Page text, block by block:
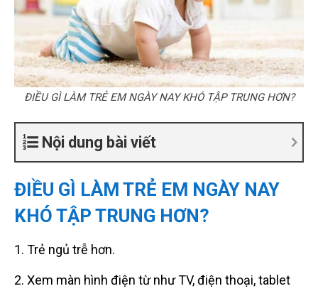
ĐIỀU GÌ LÀM TRẺ EM NGÀY NAY KHÓ TẬP TRUNG HƠN?
Nội dung bài viết
ĐIỀU GÌ LÀM TRẺ EM NGÀY NAY
KHÓ TẬP TRUNG HƠN?
1. Trẻ ngủ trễ hơn.
2. Xem màn hình điện từ như TV, điện thoại, tablet